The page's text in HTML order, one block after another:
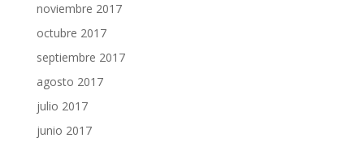
noviembre 2017
octubre 2017
septiembre 2017
agosto 2017
julio 2017
junio 2017